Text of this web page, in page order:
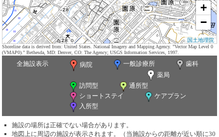
+
−
国土地理院
Shoreline data is derived from: United States. National Imagery and Mapping Agency. "Vector Map Level 0
(VMAP0)." Bethesda, MD: Denver, CO: The Agency; USGS Information Services, 1997.
全施設表示 病院 一般診療所
歯科
薬局
訪問型
通所型
ショートステイ
ケアプラン
入所型
施設の場所は正確でない場合があります。
地図上に周辺の施設が表示されます。（当施設からの距離が近い順に30